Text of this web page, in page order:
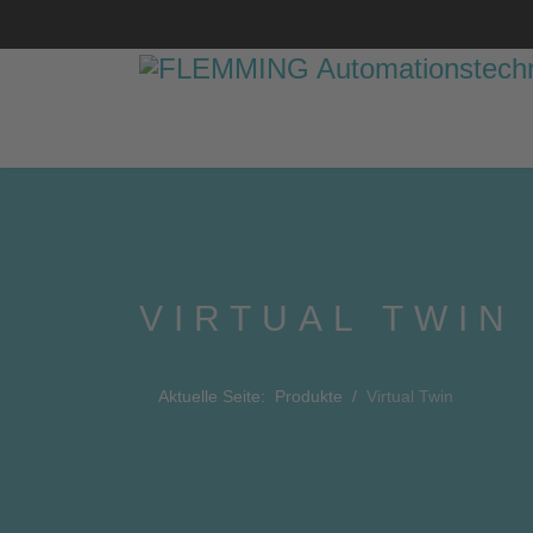
VIRTUAL TWIN
Aktuelle Seite: Produkte Virtual Twin